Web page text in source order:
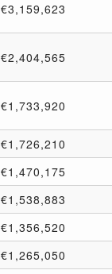
€3,159,623
€2,404,565
€1,733,920
€1,726,210
€1,470,175
€1,538,883
€1,356,520
€1,265,050